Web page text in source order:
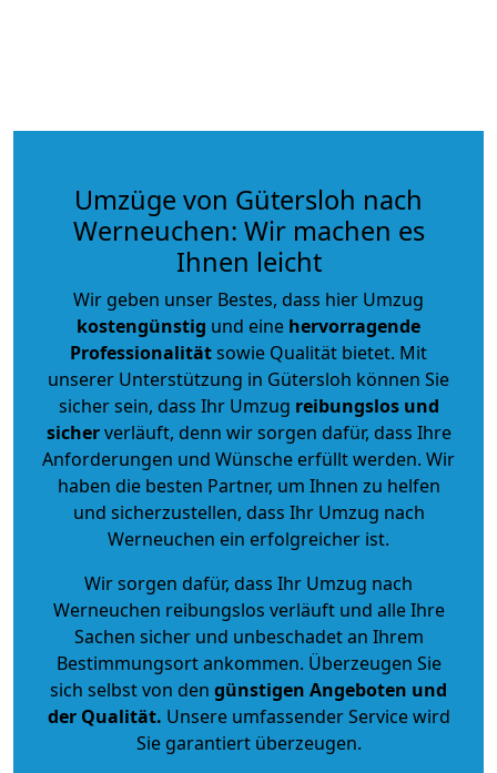
Umzüge von Gütersloh nach
Werneuchen: Wir machen es
Ihnen leicht
Wir geben unser Bestes, dass hier Umzug
kostengünstig und eine hervorragende
Professionalitätsowie Qualität bietet. Mit
unserer Unterstützung in Gütersloh können Sie
sicher sein, dass Ihr Umzug reibungslos und
sicherverläuft, denn wir sorgen dafür, dass Ihre
Anforderungen und Wünsche erfüllt werden. Wir
haben die besten Partner, um Ihnen zu helfen
und sicherzustellen, dass Ihr Umzug nach
Werneuchen ein erfolgreicher ist.
Wir sorgen dafür, dass Ihr Umzug nach
Werneuchen reibungslos verläuft und alle Ihre
Sachen sicher und unbeschadet an Ihrem
Bestimmungsort ankommen. Überzeugen Sie
sich selbst von den günstigen Angeboten und
der Qualität. Unsere umfassender Service wird
Sie garantiert überzeugen.